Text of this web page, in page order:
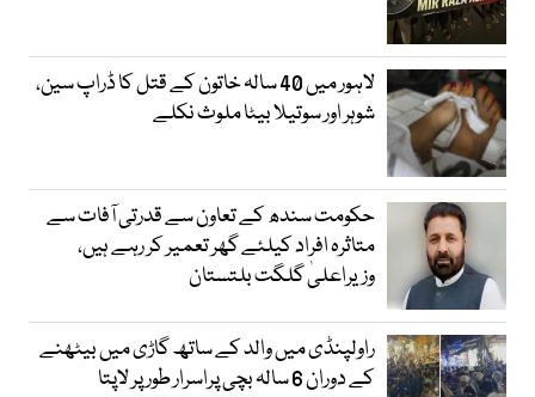
لاہور میں 40 سالہ خاتون کے قتل کا ڈراپ سین،
شوہر اور سوتیلا بیٹا ملوث نکلے
حکومت سندھ کے تعاون سے قدرتی آفات سے
متاثرہ افراد کیلئے گھر تعمیر کر رہے ہیں،
وزیراعلیٰ گلگت بلتستان
راولپنڈی میں والد کے ساتھ گاڑی میں بیٹھنے
کے دوران 6 سالہ بچی پراسرار طور پر لاپتا